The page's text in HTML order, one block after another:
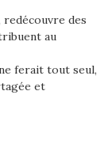
des
au
ferait tout seul,
et